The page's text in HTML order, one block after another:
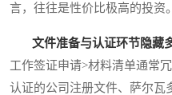
言，往往是性价比极高的投资。
文件准备与认证环节隐藏
工作签证申请>材料清单通常
认证的公司注册文件、萨尔瓦